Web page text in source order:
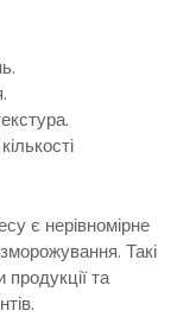
є нерівномірне
Такі
та